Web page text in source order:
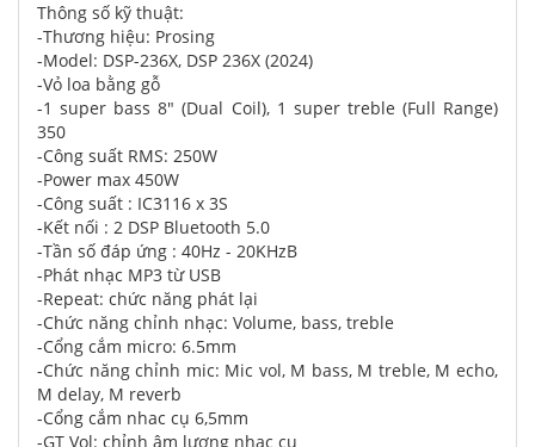
Thông số kỹ thuật:
-Thương hiệu: Prosing
-Model: DSP-236X, DSP 236X (2024)
-Vỏ loa bằng gỗ
-1 super bass 8" (Dual Coil), 1 super treble (Full Range)
350
-Công suất RMS: 250W
-Power max 450W
-Công suất : IC3116 x 3S
-Kết nối : 2 DSP Bluetooth 5.0
-Tần số đáp ứng : 40Hz - 20KHzB
-Phát nhạc MP3 từ USB
-Repeat: chức năng phát lại
-Chức năng chỉnh nhạc: Volume, bass, treble
-Cổng cắm micro: 6.5mm
-Chức năng chỉnh mic: Mic vol, M bass, M treble, M echo,
M delay, M reverb
-Cổng cắm nhac cụ 6,5mm
-GT Vol: chỉnh âm lượng nhạc cụ